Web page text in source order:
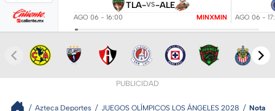
TLA-VS-ALE
AGO 06 - 16:00 MINXMIN AGO 06 -
PUBLICIDAD
Azteca Deportes JUEGOS OLÍMPICOS LOS ÁNGELES 2028 Nota